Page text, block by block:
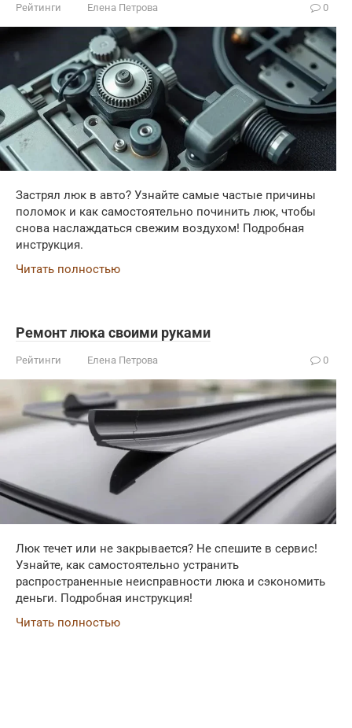
Рейтинги Елена Петрова 0
Застрял люк в авто? Узнайте самые частые причины
поломок и как самостоятельно починить люк, чтобы
снова наслаждаться свежим воздухом! Подробная
инструкция.
Читать полностью
Ремонт люка своими руками
Рейтинги Елена Петрова 0
Люк течет или не закрывается? Не спешите в сервис!
Узнайте, как самостоятельно устранить
распространенные неисправности люка и сэкономить
деньги. Подробная инструкция!
Читать полностью